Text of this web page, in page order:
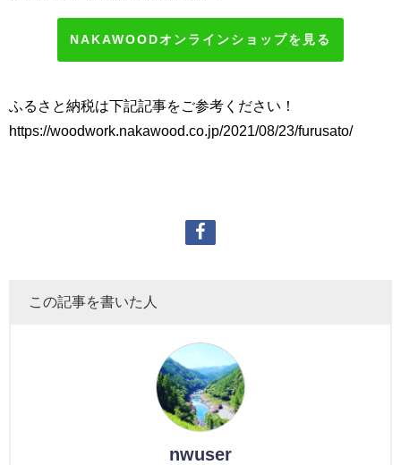
NAKAWOODオンラインショップを見る
ふるさと納税は下記記事をご参考ください！
https://woodwork.nakawood.co.jp/2021/08/23/furusato/
この記事を書いた人
nwuser